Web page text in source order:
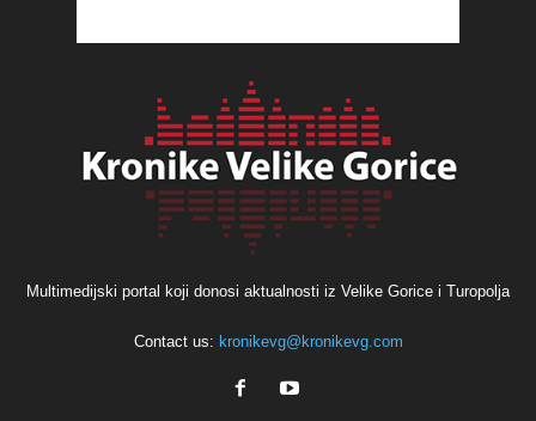
Multimedijski portal koji donosi aktualnosti iz Velike Gorice i Turopolja
Contact us: kronikevg@kronikevg.com